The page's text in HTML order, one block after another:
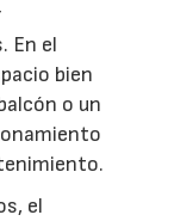
En el
bien
o un
el